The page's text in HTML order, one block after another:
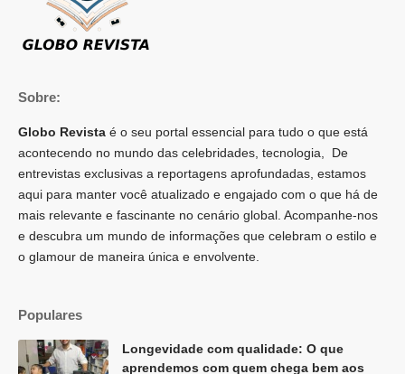
Sobre:
Globo Revista é o seu portal essencial para tudo o que está
acontecendo no mundo das celebridades, tecnologia, De
entrevistas exclusivas a reportagens aprofundadas, estamos
aqui para manter você atualizado e engajado com o que há de
mais relevante e fascinante no cenário global. Acompanhe-nos
e descubra um mundo de informações que celebram o estilo e
o glamour de maneira única e envolvente.
Populares
Longevidade com qualidade: O que
aprendemos com quem chega bem aos